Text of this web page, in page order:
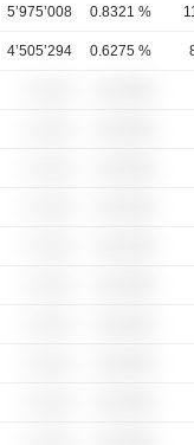
5’975’008 0.8321 %
4’505’294 0.6275 %